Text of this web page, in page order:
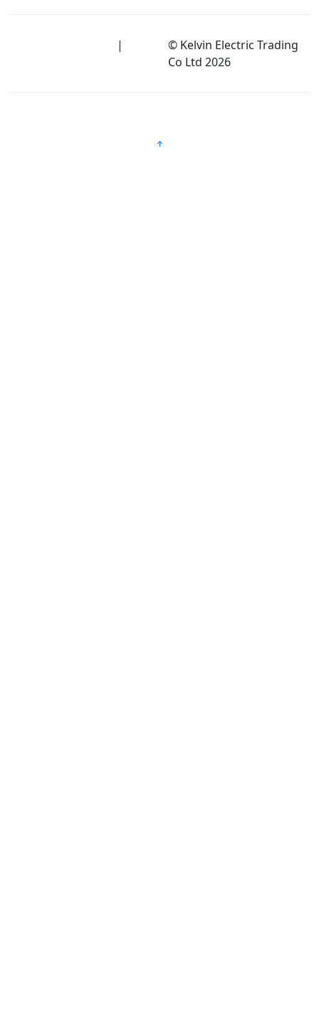
|
© Kelvin Electric Trading
Co Ltd 2026